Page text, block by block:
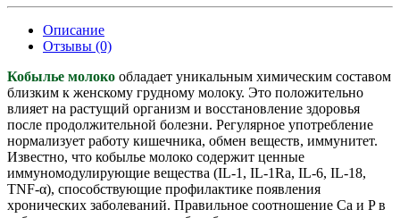
Описание
Отзывы (0)
Кобылье молоко обладает уникальным химическим составом
близким к женскому грудному молоку. Это положительно
влияет на растущий организм и восстановление здоровья
после продолжительной болезни. Регулярное употребление
нормализует работу кишечника, обмен веществ, иммунитет.
Известно, что кобылье молоко содержит ценные
иммуномодулирующие вещества (IL-1, IL-1Ra, IL-6, IL-18,
TNF-α), способствующие профилактике появления
хронических заболеваний. Правильное соотношение Ca и P в